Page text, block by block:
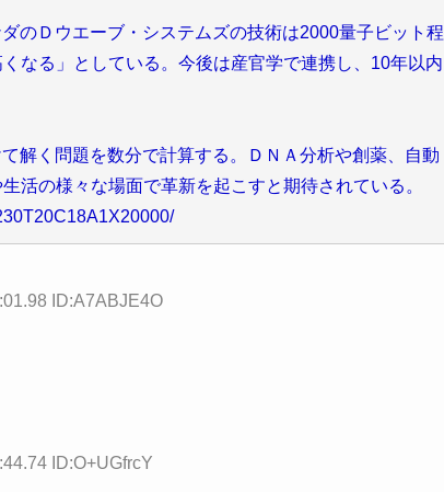
のＤウエーブ・システムズの技術は2000量子ビット程
なる」としている。今後は産官学で連携し、10年以内
解く問題を数分で計算する。ＤＮＡ分析や創薬、自動
活の様々な場面で革新を起こすと期待されている。
ID:A7ABJE4O
ID:O+UGfrcY